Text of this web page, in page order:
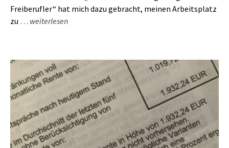
Freiberufler“ hat mich dazu gebracht, meinen Arbeitsplatz
zu … weiterlesen